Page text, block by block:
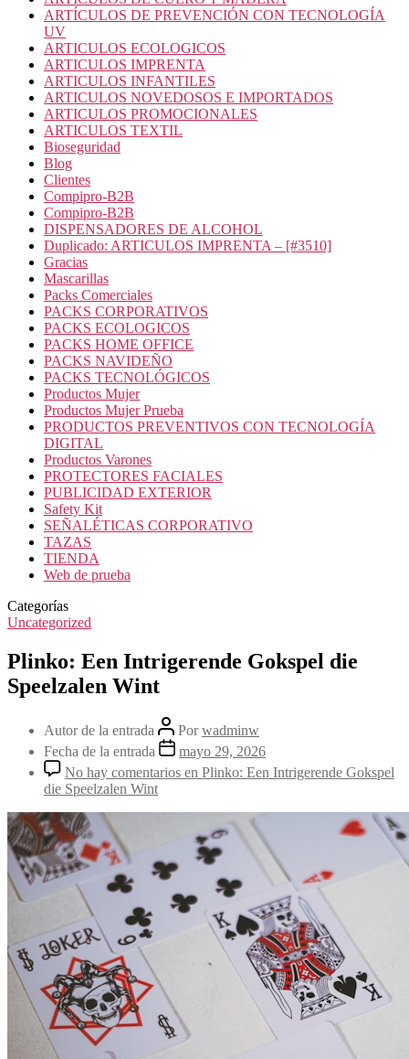
ARTÍCULOS DE PREVENCIÓN CON TECNOLOGÍA
UV
ARTICULOS ECOLOGICOS
ARTICULOS IMPRENTA
ARTICULOS INFANTILES
ARTICULOS NOVEDOSOS E IMPORTADOS
ARTICULOS PROMOCIONALES
ARTICULOS TEXTIL
Bioseguridad
Blog
Clientes
Compipro-B2B
Compipro-B2B
DISPENSADORES DE ALCOHOL
Duplicado: ARTICULOS IMPRENTA – [#3510]
Gracias
Mascarillas
Packs Comerciales
PACKS CORPORATIVOS
PACKS ECOLOGICOS
PACKS HOME OFFICE
PACKS NAVIDEÑO
PACKS TECNOLÓGICOS
Productos Mujer
Productos Mujer Prueba
PRODUCTOS PREVENTIVOS CON TECNOLOGÍA
DIGITAL
Productos Varones
PROTECTORES FACIALES
PUBLICIDAD EXTERIOR
Safety Kit
SEÑALÉTICAS CORPORATIVO
TAZAS
TIENDA
Web de prueba
Categorías
Uncategorized
Plinko: Een Intrigerende Gokspel die
Speelzalen Wint
Autor de la entrada Porwadminw
Fecha de la entrada
mayo 29, 2026
No hay comentarios en Plinko: Een Intrigerende Gokspel
die Speelzalen Wint